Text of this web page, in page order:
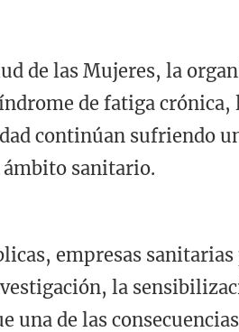
de las Mujeres, la
de fatiga
continúan sufriendo
ámbito sanitario.
empresas
la
una de las